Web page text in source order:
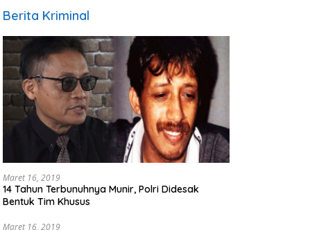
Berita Kriminal
Maret 16, 2019
14 Tahun Terbunuhnya Munir, Polri Didesak
Bentuk Tim Khusus
Maret 16, 2019